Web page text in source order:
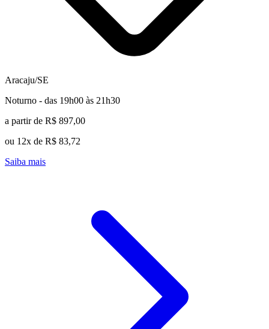
Aracaju/SE
Noturno - das 19h00 às 21h30
a partir de R$ 897,00
ou 12x de R$ 83,72
Saiba mais